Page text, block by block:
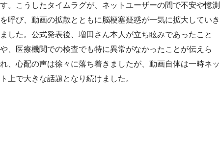
す。こうしたタイムラグが、ネットユーザーの間で不安や憶測
を呼び、動画の拡散とともに脳梗塞疑惑が一気に拡大していき
ました。公式発表後、増田さん本人が立ち眩みであったこと
や、医療機関での検査でも特に異常がなかったことが伝えら
れ、心配の声は徐々に落ち着きましたが、動画自体は一時ネッ
ト上で大きな話題となり続けました。